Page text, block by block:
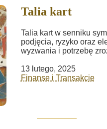
Talia kart
Talia kart w senniku
podjęcia, ryzyko oraz
wyzwania i potrzebę
13 lutego, 2025
Finanse i Transakcje